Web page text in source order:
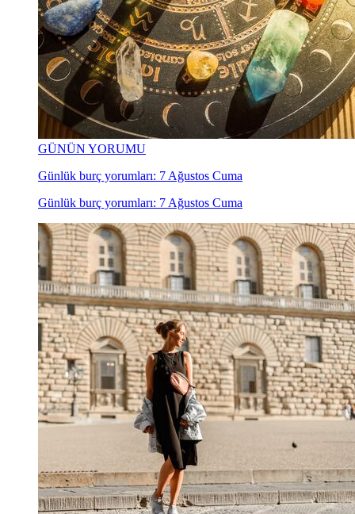
GÜNÜN YORUMU
Günlük burç yorumları: 7 Ağustos Cuma
Günlük burç yorumları: 7 Ağustos Cuma